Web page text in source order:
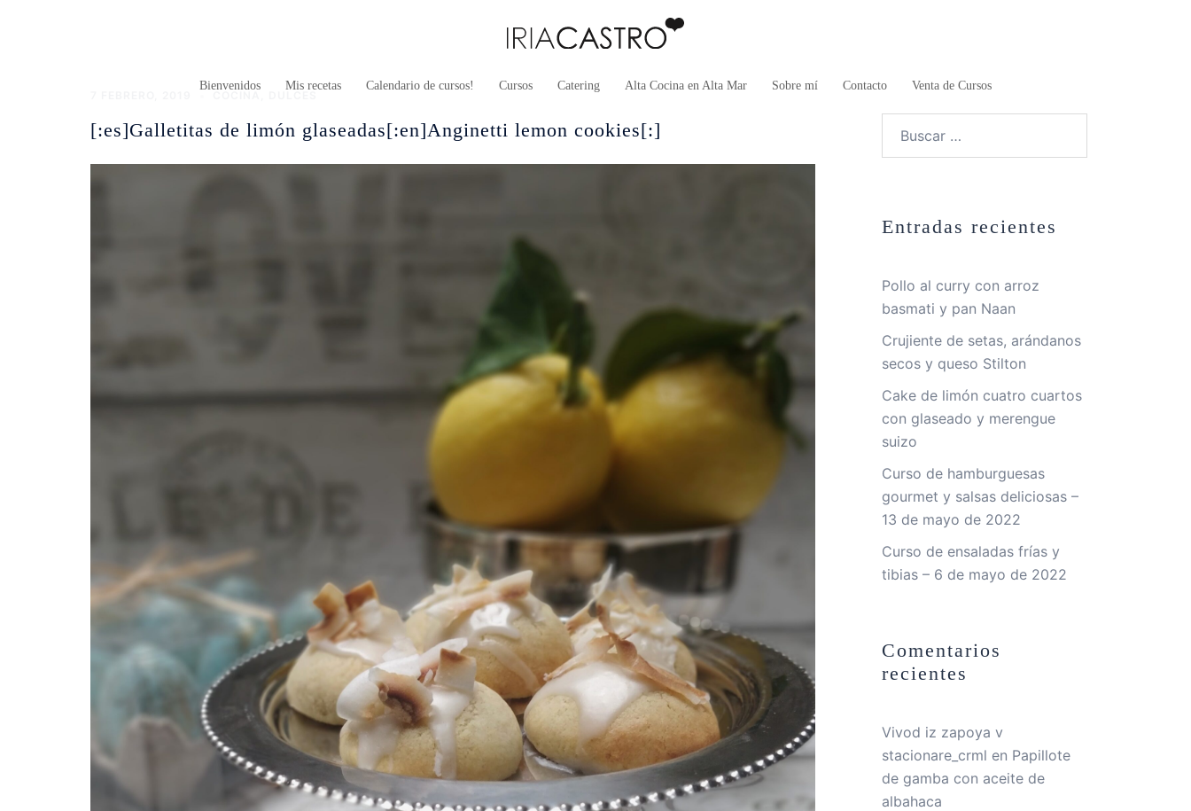
Bienvenidos Mis recetas Calendario de cursos! Cursos Catering Alta Cocina en Alta Mar Sobre mí Contacto Venta de Cursos
[:es]Galletitas de limón glaseadas[:en]Anginetti lemon cookies[:]
Entradas recientes
Pollo al curry con arroz
basmati y pan Naan
Crujiente de setas, arándanos
secos y queso Stilton
Cake de limón cuatro cuartos
con glaseado y merengue
suizo
Curso de hamburguesas
gourmet y salsas deliciosas –
13 de mayo de 2022
Curso de ensaladas frías y
tibias – 6 de mayo de 2022
Comentarios
recientes
Vivod iz zapoya v
stacionare_crml en Papillote
de gamba con aceite de
albahaca